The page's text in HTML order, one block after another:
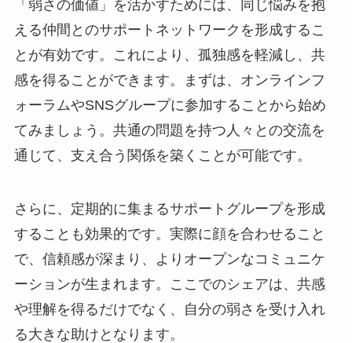
「弱さの価値」を活かすためには、同じ悩みを抱
える仲間とのサポートネットワークを形成するこ
とが有効です。これにより、孤独感を軽減し、共
感を得ることができます。まずは、オンラインフ
ォーラムやSNSグループに参加することから始め
てみましょう。共通の問題を持つ人々との交流を
通じて、支え合う関係を築くことが可能です。
さらに、定期的に集まるサポートグループを形成
することも効果的です。実際に顔を合わせること
で、信頼感が深まり、よりオープンなコミュニケ
ーションが生まれます。ここでのシェアは、共感
や理解を得るだけでなく、自分の弱さを受け入れ
る大きな助けとなります。